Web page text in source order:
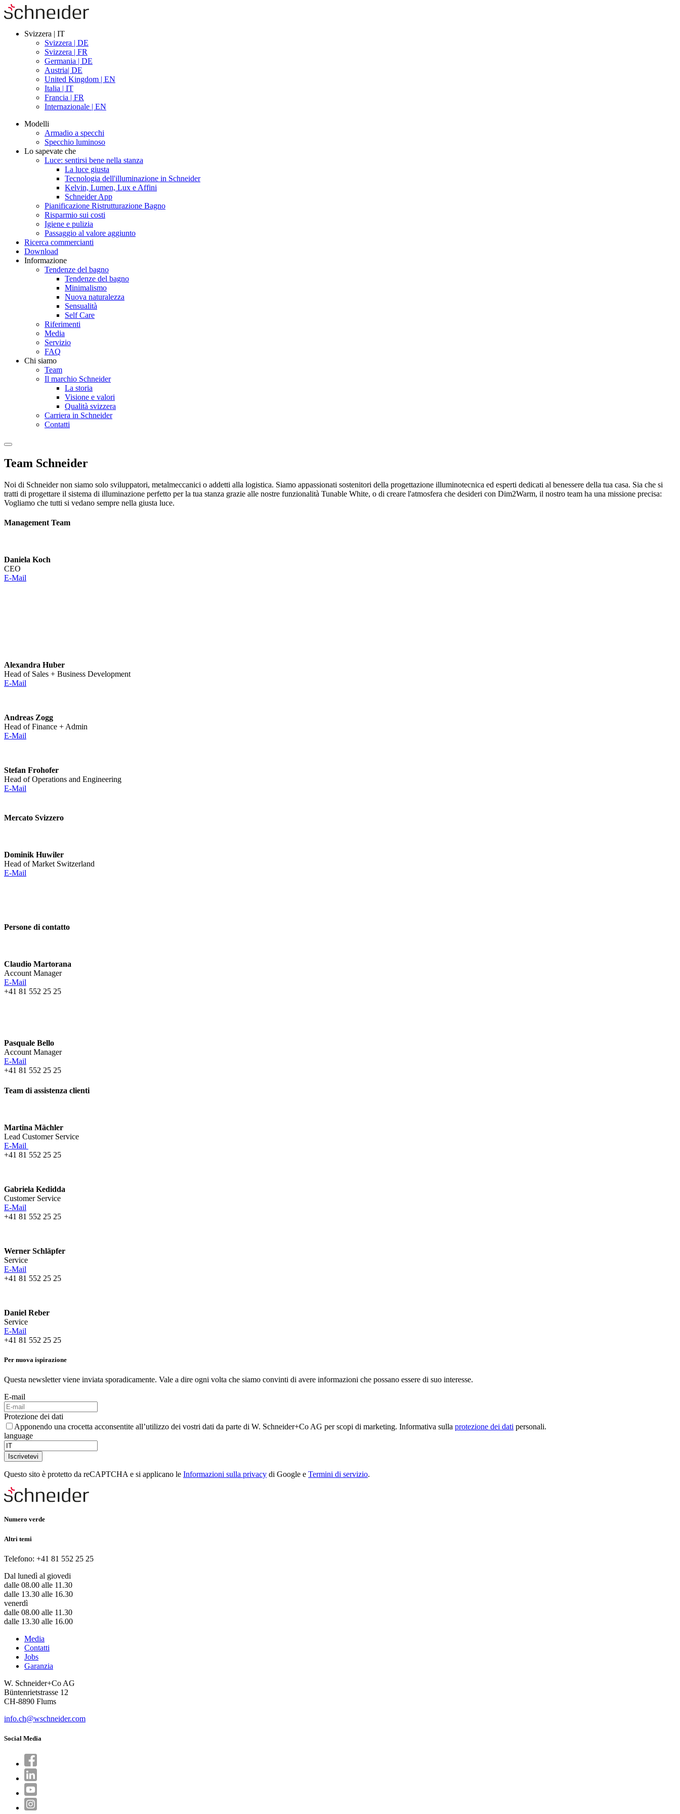
Svizzera | IT
Svizzera | DE
Svizzera | FR
Germania | DE
Austria| DE
United Kingdom | EN
Italia | IT
Francia | FR
Internazionale | EN
Modelli
Armadio a specchi
Specchio luminoso
Lo sapevate che
Luce: sentirsi bene nella stanza
La luce giusta
Tecnologia dell'illuminazione in Schneider
Kelvin, Lumen, Lux e Affini
Schneider App
Pianificazione Ristrutturazione Bagno
Risparmio sui costi
Igiene e pulizia
Passaggio al valore aggiunto
Ricerca commercianti
Download
Informazione
Tendenze del bagno
Tendenze del bagno
Minimalismo
Nuova naturalezza
Sensualità
Self Care
Riferimenti
Media
Servizio
FAQ
Chi siamo
Team
Il marchio Schneider
La storia
Visione e valori
Qualità svizzera
Carriera in Schneider
Contatti
Team Schneider
Noi di Schneider non siamo solo sviluppatori, metalmeccanici o addetti alla logistica. Siamo appassionati sostenitori della progettazione illuminotecnica ed esperti dedicati al benessere della tua casa. Sia che si
tratti di progettare il sistema di illuminazione perfetto per la tua stanza grazie alle nostre funzionalità Tunable White, o di creare l'atmosfera che desideri con Dim2Warm, il nostro team ha una missione precisa:
Vogliamo che tutti si vedano sempre nella giusta luce.
Management Team
Daniela Koch
CEO
E-Mail
Alexandra Huber
Head of Sales + Business Development
E-Mail
Andreas Zogg
Head of Finance + Admin
E-Mail
Stefan Frohofer
Head of Operations and Engineering
E-Mail
Mercato Svizzero
Dominik Huwiler
Head of Market Switzerland
E-Mail
Persone di contatto
Claudio Martorana
Account Manager
E-Mail
+41 81 552 25 25
Pasquale Bello
Account Manager
E-Mail
+41 81 552 25 25
Team di assistenza clienti
Martina Mächler
Lead Customer Service
E-Mail
+41 81 552 25 25
Gabriela Kedidda
Customer Service
E-Mail
+41 81 552 25 25
Werner Schläpfer
Service
E-Mail
+41 81 552 25 25
Daniel Reber
Service
E-Mail
+41 81 552 25 25
Per nuova ispirazione
Questa newsletter viene inviata sporadicamente. Vale a dire ogni volta che siamo convinti di avere informazioni che possano essere di suo interesse.
E-mail
Protezione dei dati
Apponendo una crocetta acconsentite all’utilizzo dei vostri dati da parte di W. Schneider+Co AG per scopi di marketing. Informativa sulla protezione dei dati personali.
language
Iscrivetevi
Questo sito è protetto da reCAPTCHA e si applicano le Informazioni sulla privacy di Google e Termini di servizio.
Numero verde
Altri temi
Telefono: +41 81 552 25 25
Dal lunedì al giovedi
dalle 08.00 alle 11.30
dalle 13.30 alle 16.30
venerdì
dalle 08.00 alle 11.30
dalle 13.30 alle 16.00
Media
Contatti
Jobs
Garanzia
W. Schneider+Co AG
Büntenrietstrasse 12
CH-8890 Flums
info.ch@wschneider.com
Social Media